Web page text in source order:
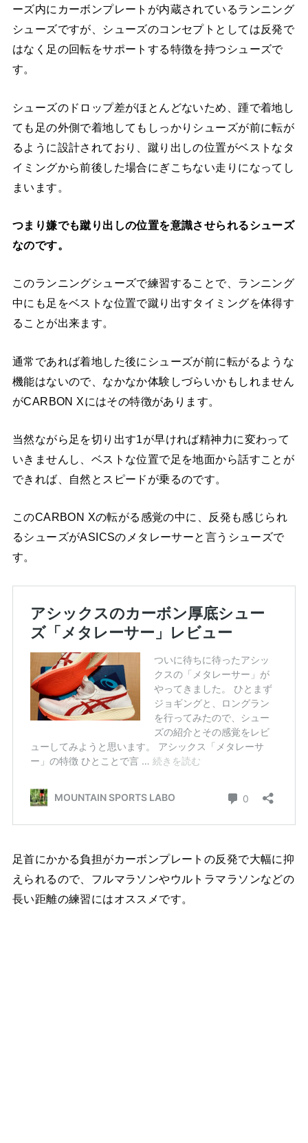
ーズ内にカーボンプレートが内蔵されているランニング
シューズですが、シューズのコンセプトとしては反発で
はなく足の回転をサポートする特徴を持つシューズで
す。
シューズのドロップ差がほとんどないため、踵で着地し
ても足の外側で着地してもしっかりシューズが前に転が
るように設計されており、蹴り出しの位置がベストなタ
イミングから前後した場合にぎこちない走りになってし
まいます。
つまり嫌でも蹴り出しの位置を意識させられるシューズ
なのです。
このランニングシューズで練習することで、ランニング
中にも足をベストな位置で蹴り出すタイミングを体得す
ることが出来ます。
通常であれば着地した後にシューズが前に転がるような
機能はないので、なかなか体験しづらいかもしれません
がCARBON Xにはその特徴があります。
当然ながら足を切り出す1が早ければ精神力に変わって
いきませんし、ベストな位置で足を地面から話すことが
できれば、自然とスピードが乗るのです。
このCARBON Xの転がる感覚の中に、反発も感じられ
るシューズがASICSのメタレーサーと言うシューズで
す。
足首にかかる負担がカーボンプレートの反発で大幅に抑
えられるので、フルマラソンやウルトラマラソンなどの
長い距離の練習にはオススメです。